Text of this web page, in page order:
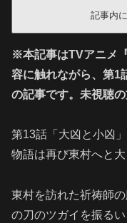
記事内
※本記事はTVアニメ
容に触れながら、第1
の記事です。未視聴
第13話「大凶と小凶
物語は再び東村へと
東村を訪れた祈祷師
の刀のツガイを振る